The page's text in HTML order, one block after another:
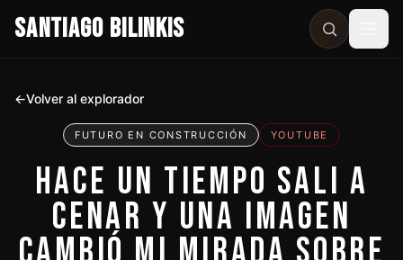
SANTIAGO BILINKIS
←Volver al explorador
FUTURO EN CONSTRUCCIÓN YOUTUBE
HACE UN TIEMPO SALI A
CENAR Y UNA IMAGEN